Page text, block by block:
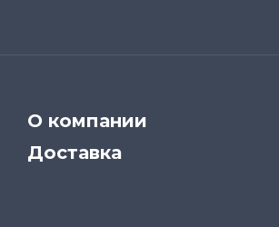
О компании
Доставка